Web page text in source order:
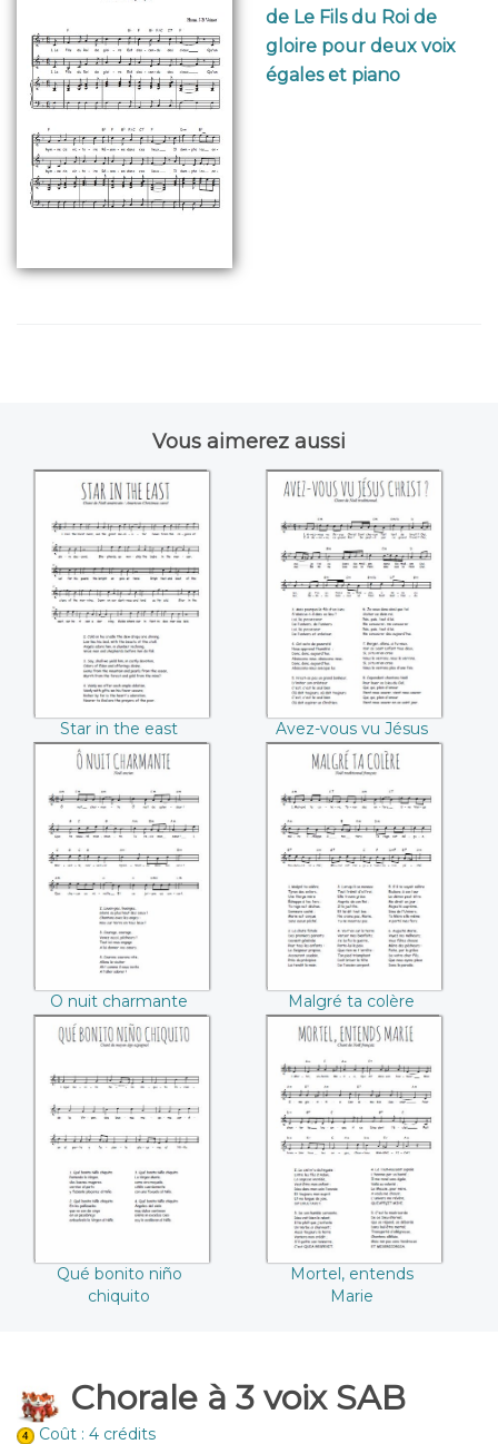
de Le Fils du Roi de
gloire pour deux voix
égales et piano
Vous aimerez aussi
Star in the east
Star in the east
Avez-vous vu Jésus
Christ
Avez-vous vu Jésus
Christ
O nuit charmante
O nuit charmante
Malgré ta colère
Malgré ta colère
Qué bonito niño
chiquito
Qué bonito niño
chiquito
Mortel, entends
Marie
Mortel, entends
Marie
Chorale à 3 voix SAB
Coût : 4 crédits